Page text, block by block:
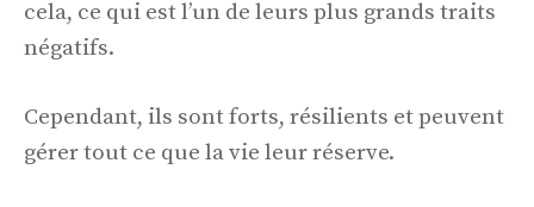
cela, ce qui est l’un de leurs plus grands traits
négatifs.
Cependant, ils sont forts, résilients et peuvent
gérer tout ce que la vie leur réserve.